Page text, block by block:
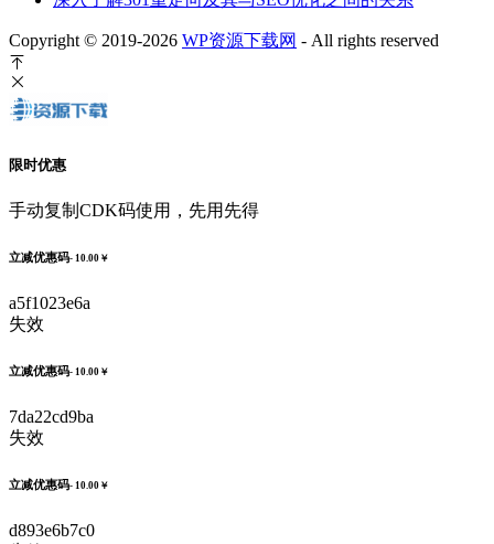
Copyright © 2019-2026 WP资源下载网 - All rights reserved
限时优惠
手动复制CDK码使用，先用先得
立减优惠码- 10.00￥
a5f1023e6a
失效
立减优惠码- 10.00￥
7da22cd9ba
失效
立减优惠码- 10.00￥
d893e6b7c0